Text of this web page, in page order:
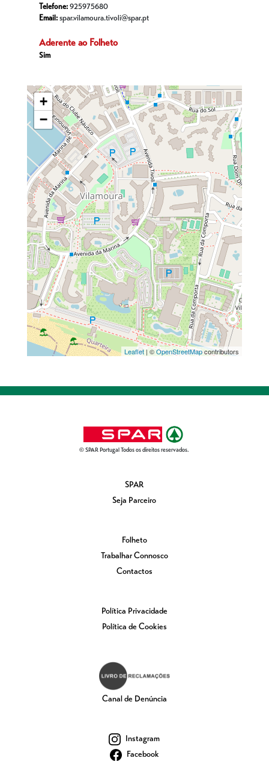
Telefone: 925975680
Email: spar.vilamoura.tivoli@spar.pt
Aderente ao Folheto
Sim
+
−
Leaflet| ©OpenStreetMapcontributors
© SPAR Portugal Todos os direitos reservados.
SPAR
Seja Parceiro
Folheto
Trabalhar Connosco
Contactos
Política Privacidade
Política de Cookies
Canal de Denúncia
Instagram
Facebook